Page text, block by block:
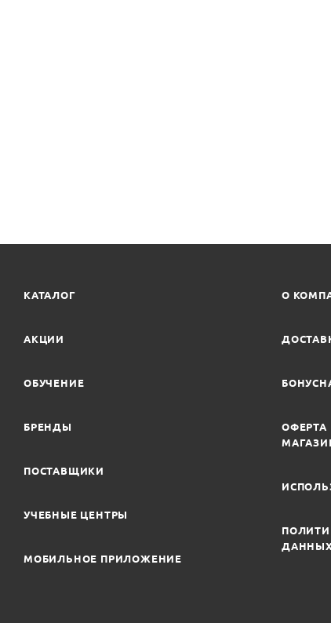
КАТАЛОГ
АКЦИИ
ОБУЧЕНИЕ
БРЕНДЫ
ПОСТАВЩИКИ
УЧЕБНЫЕ ЦЕНТРЫ
МОБИЛЬНОЕ ПРИЛОЖЕНИЕ
О
ОФЕРТА